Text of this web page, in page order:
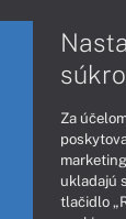
Za
ukladajú
tlačidlo